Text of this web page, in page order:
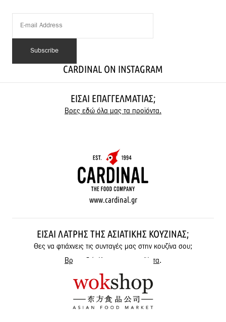
CARDINAL ON INSTAGRAM
ΕΊΣΑΙ ΕΠΑΓΓΕΛΜΑΤΊΑΣ;
Βρες εδώ όλα μας τα προϊόντα.
www.cardinal.gr
ΕΊΣΑΙ ΛΆΤΡΗΣ ΤΗΣ ΑΣΙΑΤΙΚΉΣ ΚΟΥΖΊΝΑΣ;
Θες να φτιάχνεις τις συνταγές μας στην κουζίνα σου;
Βρες εδώ όλα μας τα προϊόντα.